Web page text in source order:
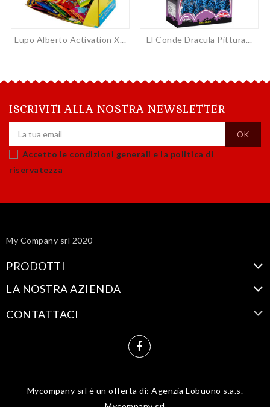
Lupo Alberto Activation X... El Conde Dracula Pittura...
ISCRIVITI ALLA NOSTRA NEWSLETTER
Accetto le condizioni generali e la politica di
riservatezza
My Company srl 2020
PRODOTTI
LA NOSTRA AZIENDA
CONTATTACI
Mycompany srl è un offerta di: Agenzia Lobuono s.a.s.